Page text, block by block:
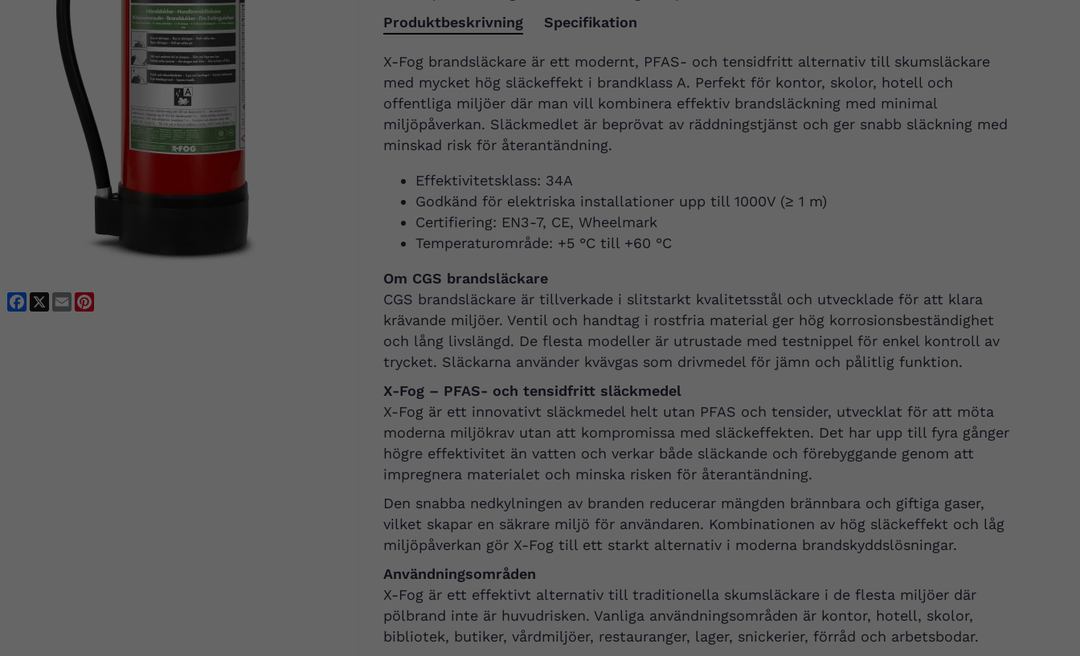
Facebook
X Email
Produktbeskrivning
Specifikation
X-Fog brandsläckare är ett modernt, PFAS- och tensidfritt alternativ till skumsläckare
med mycket hög släckeffekt i brandklass A. Perfekt för kontor, skolor, hotell och
offentliga miljöer där man vill kombinera effektiv brandsläckning med minimal
miljöpåverkan. Släckmedlet är beprövat av räddningstjänst och ger snabb släckning med
minskad risk för återantändning.
Effektivitetsklass: 34A
Godkänd för elektriska installationer upp till 1000V (≥ 1 m)
Certifiering: EN3-7, CE, Wheelmark
Temperaturområde: +5 °C till +60 °C
Om CGS brandsläckare
CGS brandsläckare är tillverkade i slitstarkt kvalitetsstål och utvecklade för att klara
krävande miljöer. Ventil och handtag i rostfria material ger hög korrosionsbeständighet
och lång livslängd. De flesta modeller är utrustade med testnippel för enkel kontroll av
trycket. Släckarna använder kvävgas som drivmedel för jämn och pålitlig funktion.
X-Fog – PFAS- och tensidfritt släckmedel
X-Fog är ett innovativt släckmedel helt utan PFAS och tensider, utvecklat för att möta
moderna miljökrav utan att kompromissa med släckeffekten. Det har upp till fyra gånger
högre effektivitet än vatten och verkar både släckande och förebyggande genom att
impregnera materialet och minska risken för återantändning.
Den snabba nedkylningen av branden reducerar mängden brännbara och giftiga gaser,
vilket skapar en säkrare miljö för användaren. Kombinationen av hög släckeffekt och låg
miljöpåverkan gör X-Fog till ett starkt alternativ i moderna brandskyddslösningar.
Användningsområden
X-Fog är ett effektivt alternativ till traditionella skumsläckare i de flesta miljöer där
pölbrand inte är huvudrisken. Vanliga användningsområden är kontor, hotell, skolor,
bibliotek, butiker, vårdmiljöer, restauranger, lager, snickerier, förråd och arbetsbodar.